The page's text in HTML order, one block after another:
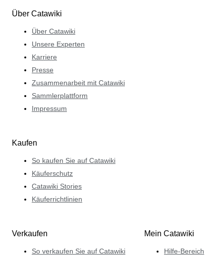
Über Catawiki
Über Catawiki
Unsere Experten
Karriere
Presse
Zusammenarbeit mit Catawiki
Sammlerplattform
Impressum
Kaufen
So kaufen Sie auf Catawiki
Käuferschutz
Catawiki Stories
Käuferrichtlinien
Verkaufen
So verkaufen Sie auf Catawiki
Mein Catawiki
Hilfe-Bereich